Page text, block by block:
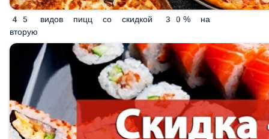
45 видов пицц со скидкой 30% на вторую